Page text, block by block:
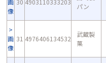
画
像
30 4903110333203
パン
画
像
31 4976406134532
武蔵製
菓